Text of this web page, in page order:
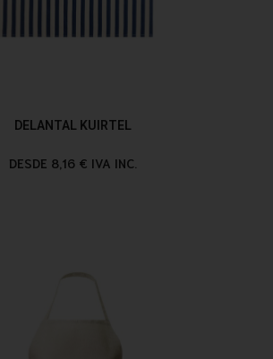
DELANTAL KUIRTEL
DESDE 8,16 € IVA INC.